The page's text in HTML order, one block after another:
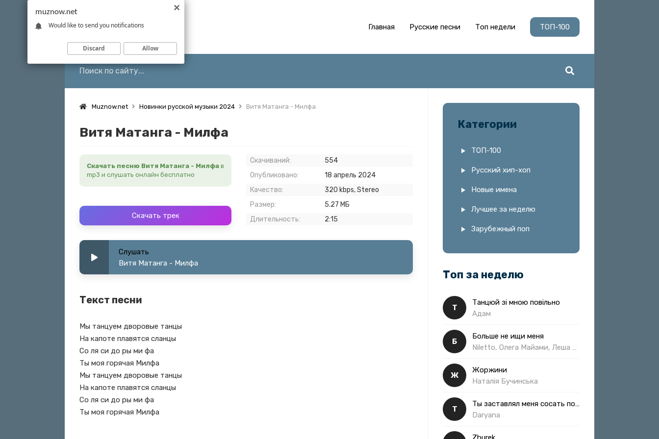
Главная Русские песни Топ недели ТОП-100
Muznow.net Новинки русской музыки 2024 Витя Матанга - Милфа
Витя Матанга - Милфа
Скачать песню Витя Матанга - Милфа в
mp3 и слушать онлайн бесплатно
Скачать трек
Скачиваний:
554
Опубликовано:
18 апрель 2024
Качество:
320 kbps, Stereo
Размер:
5.27 МБ
Длительность:
2:15
Слушать
Витя Матанга - Милфа
Текст песни
Мы танцуем дворовые танцы
На капоте плавятся сланцы
Со ля си до ры ми фа
Ты моя горячая Милфа
Мы танцуем дворовые танцы
На капоте плавятся сланцы
Со ля си до ры ми фа
Ты моя горячая Милфа
Категории
ТОП-100
Русский хип-хоп
Новые имена
Лучшее за неделю
Зарубежный поп
Топ за неделю
Т
Танцюй зі мною повільно
Адам
Б
Больше не ищи меня
Ж
Жоржини
Наталія Бучинська
Т
Ты заставлял меня сосать полная
Daryana
muznow.net
Would like to send you notifications
Discard Allow